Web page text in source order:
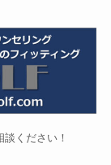
ください！